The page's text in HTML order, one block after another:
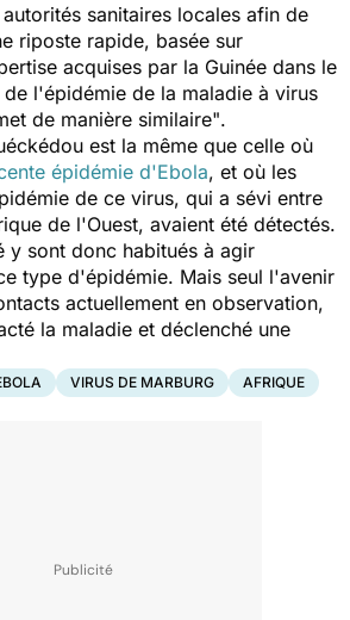
sanitaires locales afin de
riposte rapide, basée sur
acquises par la Guinée dans le
l'épidémie de la maladie à virus
de manière similaire".
est la même que celle où
épidémie d'Ebola, et où les
de ce virus, qui a sévi entre
de l'Ouest, avaient été détectés.
y sont donc habitués à agir
type d'épidémie. Mais seul l'avenir
actuellement en observation,
la maladie et déclenché une
VIRUS DE MARBURG AFRIQUE